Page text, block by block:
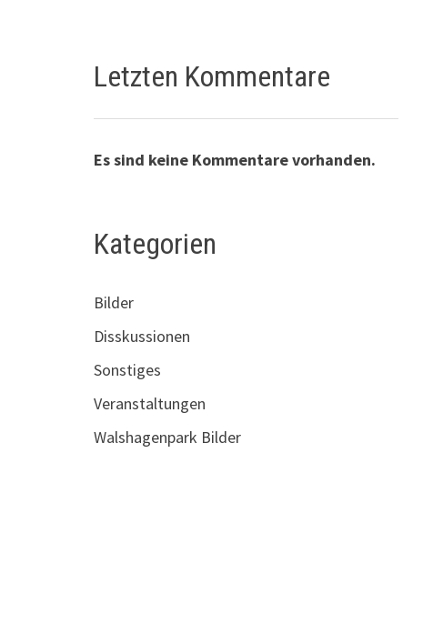
Letzten Kommentare
Es sind keine Kommentare vorhanden.
Kategorien
Bilder
Disskussionen
Sonstiges
Veranstaltungen
Walshagenpark Bilder